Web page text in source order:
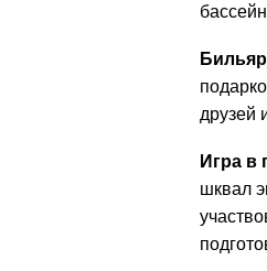
друзей
Игра в
шквал